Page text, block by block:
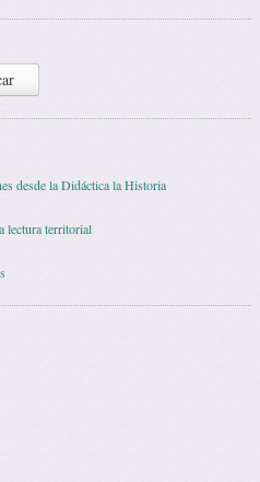
desde la Didáctica la Historia
lectura territorial